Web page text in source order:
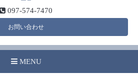
097-574-7470
お問い合わせ
MENU